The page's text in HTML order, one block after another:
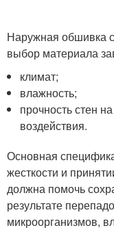
Наружная обшивка
выбор материала
климат;
влажность;
прочность стен
воздействия.
Основная
жесткости и
должна помочь
результате
микроорганизмов,